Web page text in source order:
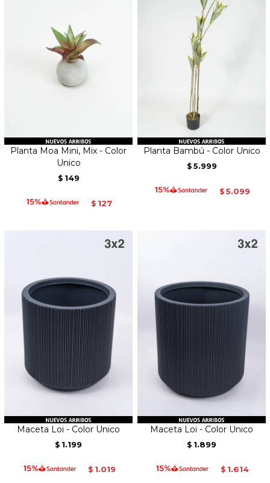
Planta Moa Mini, Mix - Color
Unico
$ 149
$ 127
Planta Bambú - Color Unico
$ 5.999
$ 5.099
Maceta Loi - Color Unico
$ 1.199
$ 1.019
Maceta Loi - Color Unico
$ 1.899
$ 1.614